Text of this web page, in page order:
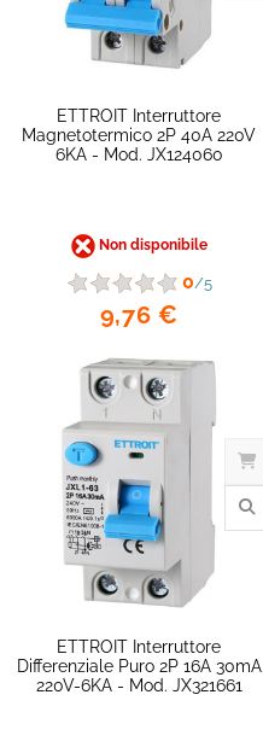
ETTROIT Interruttore
Magnetotermico 2P 40A 220V
6KA - Mod. JX124060
Non disponibile
0/5
9,76 €
ETTROIT Interruttore
Differenziale Puro 2P 16A 30mA
220V-6KA - Mod. JX321661